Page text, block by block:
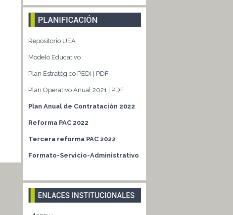
Repositorio UEA
Modelo Educativo
Plan Estratégico PEDI | PDF
Plan Operativo Anual 2021 | PDF
Plan Anual de Contratación 2022
Reforma PAC 2022
Tercera reforma PAC 2022
Formato-Servicio-Administrativo